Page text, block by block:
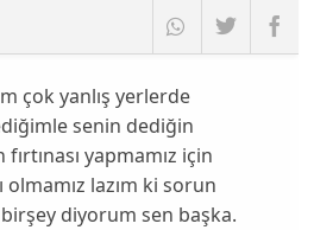
çok yanlış yerlerde
senin dediğin
yapmamız için
lazım ki sorun
diyorum sen başka.